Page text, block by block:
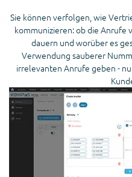
Sie können verfolgen, wie
kommunizieren: ob die Anrufe
dauern und worüber es
Verwendung sauberer
irrelevanten Anrufe geben -